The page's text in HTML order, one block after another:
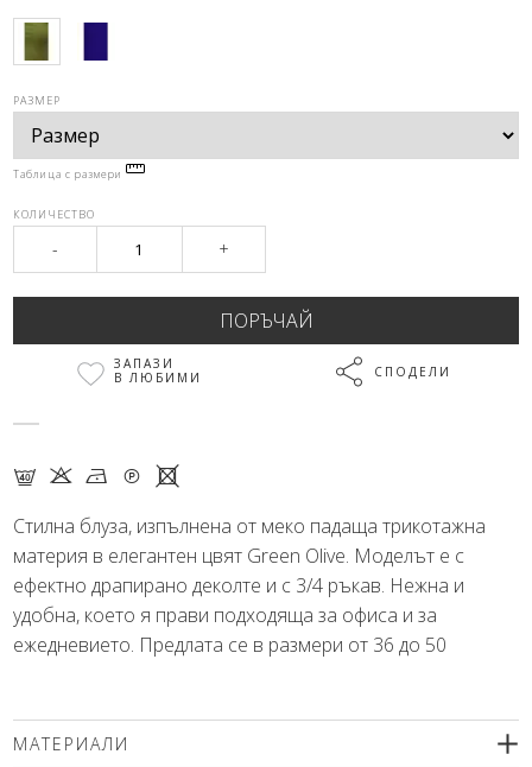
РАЗМЕР
Таблица с размери
КОЛИЧЕСТВО
- +
ЗАПАЗИ
В ЛЮБИМИ
СПОДЕЛИ
F K N Q X
Стилна блуза, изпълнена от меко падаща трикотажна
материя в елегантен цвят Green Olive. Моделът е с
ефектно драпирано деколте и с 3/4 ръкав. Нежна и
удобна, което я прави подходяща за офиса и за
ежедневието. Предлата се в размери от 36 до 50
МАТЕРИАЛИ